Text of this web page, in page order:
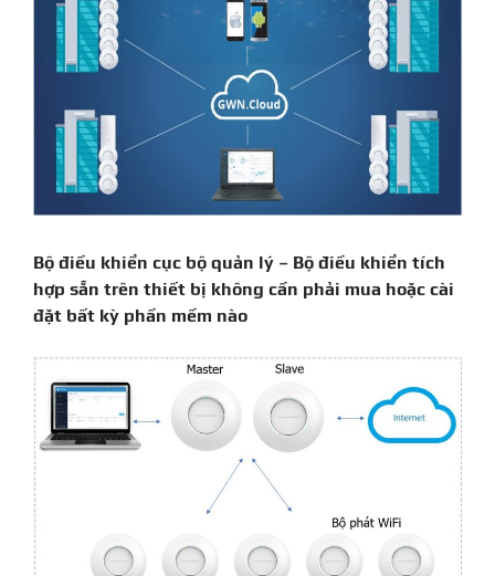
Bộ điều khiển cục bộ quản lý – Bộ điều khiển tích
hợp sẵn trên thiết bị không cần phải mua hoặc cài
đặt bất kỳ phần mềm nào